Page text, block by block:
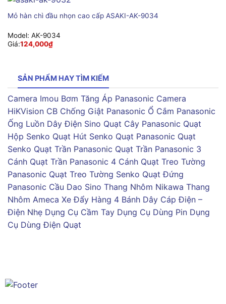
Mỏ hàn chì đầu nhọn cao cấp ASAKI-AK-9034
Model: AK-9034
Giá:124,000₫
SẢN PHẨM HAY TÌM KIẾM
Camera Imou Bơm Tăng Áp Panasonic Camera
HiKVision CB Chống Giật Panasonic Ổ Cắm Panasonic
Ống Luồn Dây Điện Sino Quạt Cây Panasonic Quạt
Hộp Senko Quạt Hút Senko Quạt Panasonic Quạt
Senko Quạt Trần Panasonic Quạt Trần Panasonic 3
Cánh Quạt Trần Panasonic 4 Cánh Quạt Treo Tường
Panasonic Quạt Treo Tường Senko Quạt Đứng
Panasonic Cầu Dao Sino Thang Nhôm Nikawa Thang
Nhôm Ameca Xe Đẩy Hàng 4 Bánh Dây Cáp Điện –
Điện Nhẹ Dụng Cụ Cầm Tay Dụng Cụ Dùng Pin Dụng
Cụ Dùng Điện Quạt